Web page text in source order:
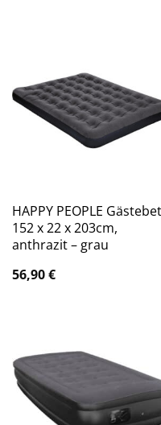
HAPPY PEOPLE
152 x 22 x 203cm,
anthrazit – grau
56,90€